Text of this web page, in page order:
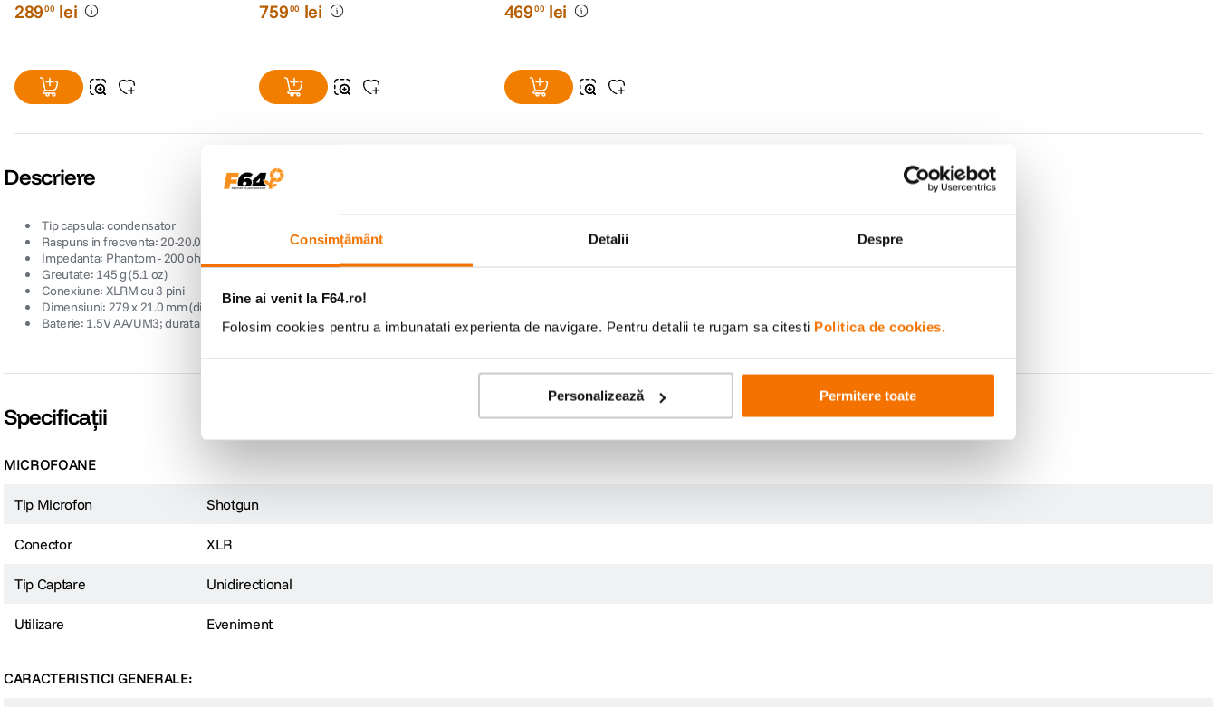
Consimțământ Detalii Despre
Bine ai venit la F64.ro!
Folosim cookies pentru a imbunatati experienta de navigare. Pentru detalii te rugam sa citesti Politica de cookies.
Personalizează Permitere toate
28900 lei 75900 lei 46900 lei
Descriere
 Tip capsula: condensator
 Raspuns in frecventa: 20-20.000 Hz
 Impedanta: Phantom - 200 ohmi; Baterie - 300 ohmi
 Greutate: 145 g (5.1 oz)
 Conexiune: XLRM cu 3 pini
 Dimensiuni: 279 x 21.0 mm (diametru)
 Baterie: 1.5V AA/UM3; durata de functionare: 1200 h (0.4 mA)
Specificații
MICROFOANE
Tip Microfon Shotgun
Conector XLR
Tip Captare Unidirectional
Utilizare Eveniment
CARACTERISTICI GENERALE: